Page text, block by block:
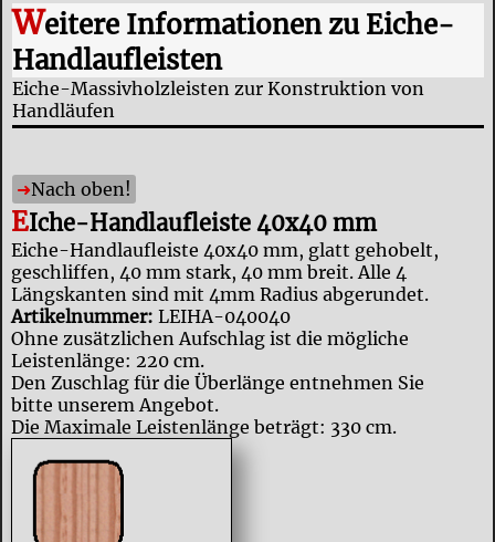
Weitere Informationen zu Eiche-
Handlaufleisten
Eiche-Massivholzleisten zur Konstruktion von
Handläufen
Nach oben!
EIche-Handlaufleiste 40x40 mm
Eiche-Handlaufleiste 40x40 mm, glatt gehobelt,
geschliffen, 40 mm stark, 40 mm breit. Alle 4
Längskanten sind mit 4mm Radius abgerundet.
Artikelnummer: LEIHA-040040
Ohne zusätzlichen Aufschlag ist die mögliche
Leistenlänge: 220 cm.
Den Zuschlag für die Überlänge entnehmen Sie
bitte unserem Angebot.
Die Maximale Leistenlänge beträgt: 330 cm.